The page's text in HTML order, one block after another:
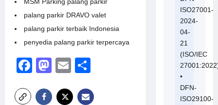
MSM Parking palang parkir
palang parkir DRAVO valet
palang parkir terbaik Indonesia
penyedia palang parkir terpercaya
Facebook
Mastodon
Email
ISO27001-
2024-
04-
21
(ISO/IEC
•
DFN-
ISO29100-